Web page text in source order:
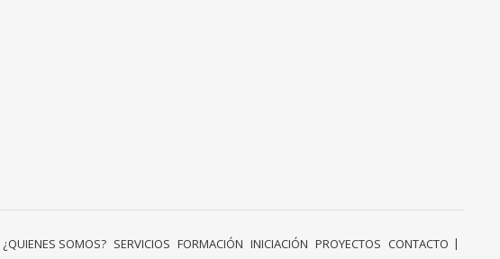
¿QUIENES SOMOS? SERVICIOS FORMACIÓN INICIACIÓN PROYECTOS CONTACTO